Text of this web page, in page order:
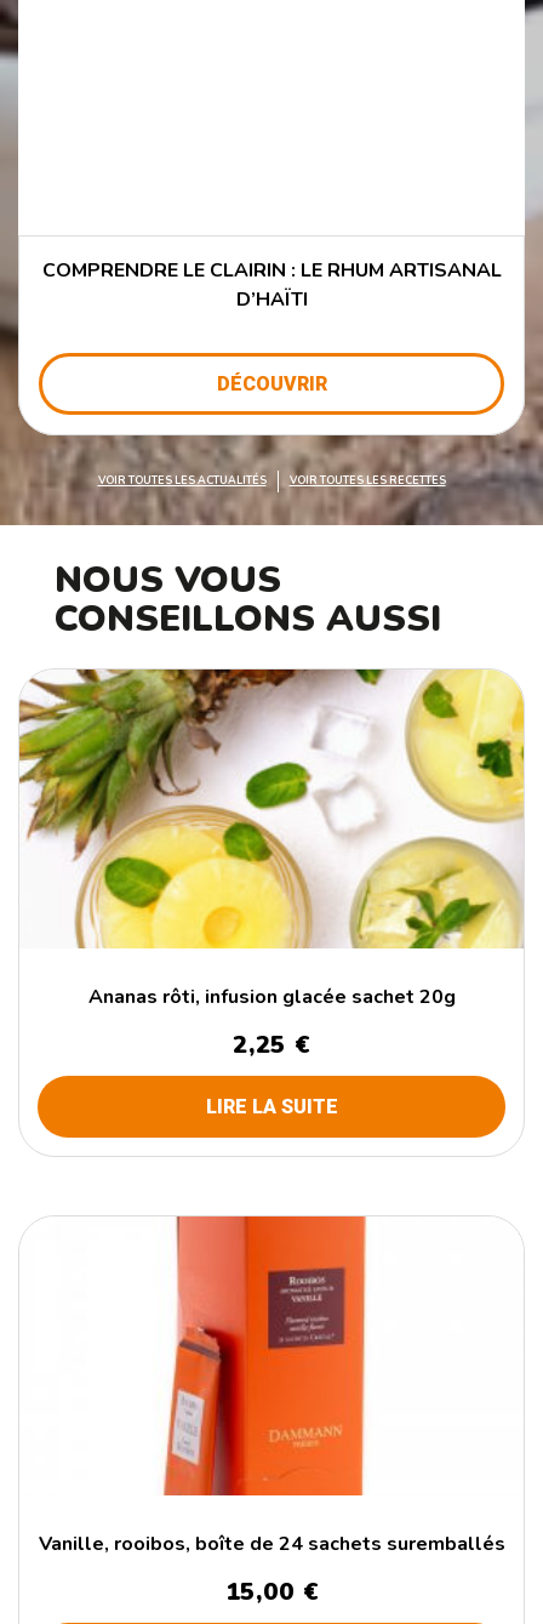
COMPRENDRE LE CLAIRIN : LE RHUM ARTISANAL
D’HAÏTI
DÉCOUVRIR
VOIR TOUTES LES ACTUALITÉS VOIR TOUTES LES RECETTES
NOUS VOUS
CONSEILLONS AUSSI
Ananas rôti, infusion glacée sachet 20g
2,25 €
LIRE LA SUITE
Vanille, rooibos, boîte de 24 sachets suremballés
15,00 €